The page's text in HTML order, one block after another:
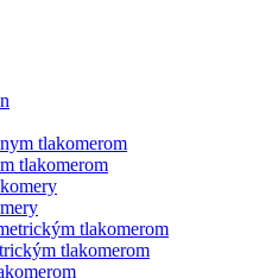
tlakomerom
tlakomerom